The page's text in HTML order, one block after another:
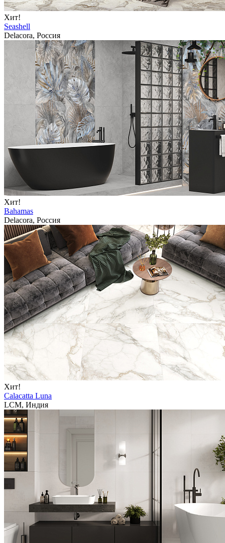
Хит!
Seashell
Delacora, Россия
Хит!
Bahamas
Delacora, Россия
Хит!
Calacatta Luna
LCM, Индия